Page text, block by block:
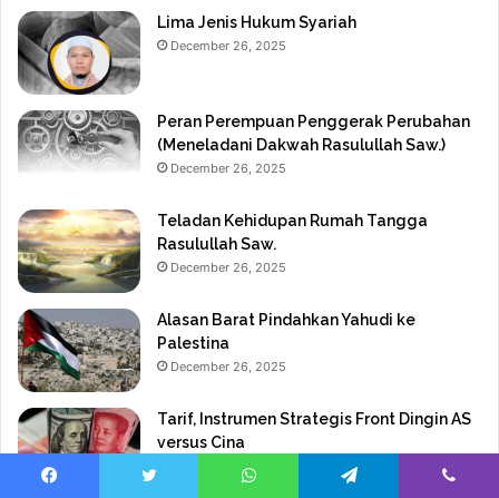
Lima Jenis Hukum Syariah
December 26, 2025
Peran Perempuan Penggerak Perubahan
(Meneladani Dakwah Rasulullah Saw.)
December 26, 2025
Teladan Kehidupan Rumah Tangga
Rasulullah Saw.
December 26, 2025
Alasan Barat Pindahkan Yahudi ke
Palestina
December 26, 2025
Tarif, Instrumen Strategis Front Dingin AS
versus Cina
December 26, 2025